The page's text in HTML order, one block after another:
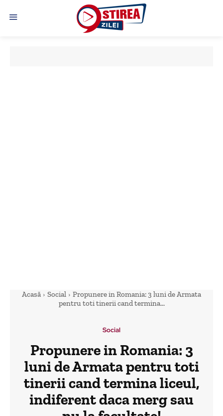
Acasă Social
Propunere in Romania: 3 luni de Armata
pentru toti tinerii cand termina...
Social
Propunere in Romania: 3
luni de Armata pentru toti
tinerii cand termina liceul,
indiferent daca merg sau